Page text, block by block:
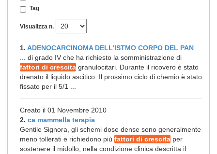
Tag
Visualizza n.
1. ADENOCARCINOMA DELL'ISTMO CORPO DEL PAN
... di grado IV che ha richiesto la somministrazione di
fattori di crescita granulocitari. Durante il ricovero è stato
drenato il liquido ascitico. Il prossimo ciclo di chemio è stato
fissato per il 5/1 ...
Creato il 01 Novembre 2010
2. ca mammella terapia
Gentile Signora, gli schemi dose dense sono generalmente
meno tollerati e richiedono più fattori di crescita per
sostenere il midollo; nella condizione clinica descritta il